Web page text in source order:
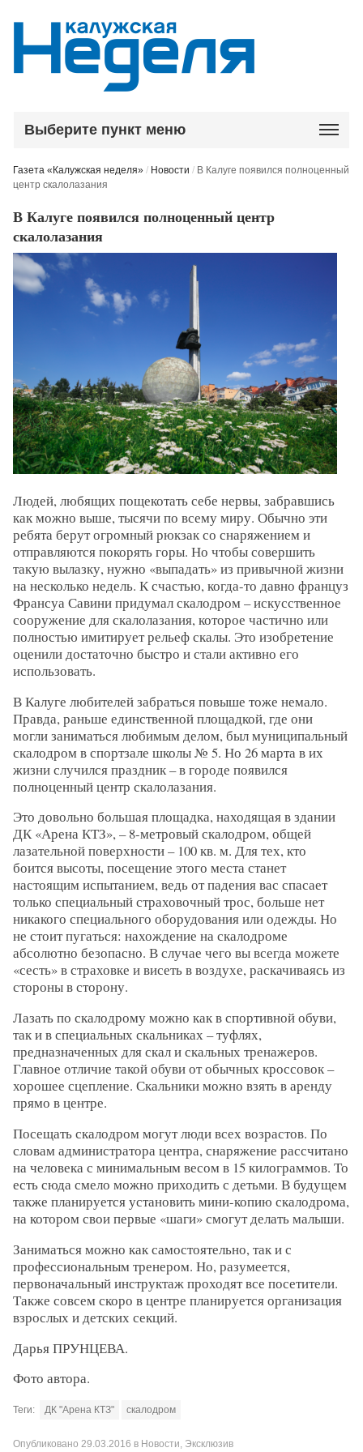
Выберите пункт меню
Газета «Калужская неделя» / Новости / В Калуге появился полноценный
центр скалолазания
В Калуге появился полноценный центр
скалолазания
Людей, любящих пощекотать себе нервы, забравшись
как можно выше, тысячи по всему миру. Обычно эти
ребята берут огромный рюкзак со снаряжением и
отправляются покорять горы. Но чтобы совершить
такую вылазку, нужно «выпадать» из привычной жизни
на несколько недель. К счастью, когда-то давно француз
Франсуа Савини придумал скалодром – искусственное
сооружение для скалолазания, которое частично или
полностью имитирует рельеф скалы. Это изобретение
оценили достаточно быстро и стали активно его
использовать.
В Калуге любителей забраться повыше тоже немало.
Правда, раньше единственной площадкой, где они
могли заниматься любимым делом, был муниципальный
скалодром в спортзале школы № 5. Но 26 марта в их
жизни случился праздник – в городе появился
полноценный центр скалолазания.
Это довольно большая площадка, находящая в здании
ДК «Арена КТЗ», – 8-метровый скалодром, общей
лазательной поверхности – 100 кв. м. Для тех, кто
боится высоты, посещение этого места станет
настоящим испытанием, ведь от падения вас спасает
только специальный страховочный трос, больше нет
никакого специального оборудования или одежды. Но
не стоит пугаться: нахождение на скалодроме
абсолютно безопасно. В случае чего вы всегда можете
«сесть» в страховке и висеть в воздухе, раскачиваясь из
стороны в сторону.
Лазать по скалодрому можно как в спортивной обуви,
так и в специальных скальниках – туфлях,
предназначенных для скал и скальных тренажеров.
Главное отличие такой обуви от обычных кроссовок –
хорошее сцепление. Скальники можно взять в аренду
прямо в центре.
Посещать скалодром могут люди всех возрастов. По
словам администратора центра, снаряжение рассчитано
на человека с минимальным весом в 15 килограммов. То
есть сюда смело можно приходить с детьми. В будущем
также планируется установить мини-копию скалодрома,
на котором свои первые «шаги» смогут делать малыши.
Заниматься можно как самостоятельно, так и с
профессиональным тренером. Но, разумеется,
первоначальный инструктаж проходят все посетители.
Также совсем скоро в центре планируется организация
взрослых и детских секций.
Дарья ПРУНЦЕВА.
Фото автора.
Теги: ДК "Арена КТЗ" скалодром
Опубликовано 29.03.2016 в Новости, Эксклюзив